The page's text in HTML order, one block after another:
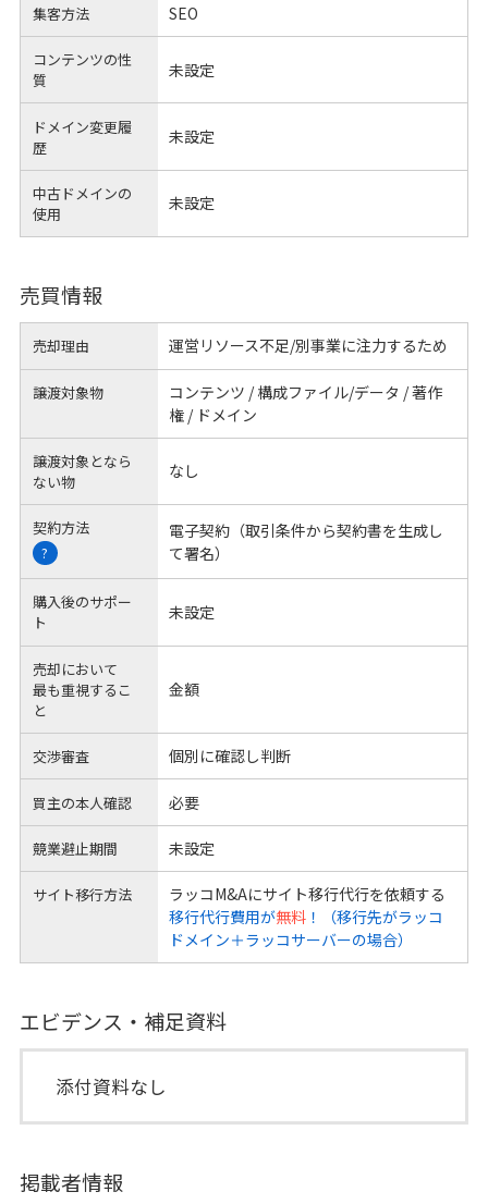
集客方法 SEO
コンテンツの性
質
未設定
ドメイン変更履
歴
未設定
中古ドメインの
使用
未設定
売買情報
売却理由 運営リソース不足/別事業に注力するため
譲渡対象物
コンテンツ / 構成ファイル/データ / 著作
権 / ドメイン
譲渡対象となら
ない物
なし
契約方法
?
電子契約（取引条件から契約書を生成し
て署名）
購入後のサポー
ト
未設定
売却において
最も重視するこ
と
金額
交渉審査 個別に確認し判断
買主の本人確認 必要
競業避止期間 未設定
サイト移行方法
ラッコM&Aにサイト移行代行を依頼する
移行代行費用が無料！（移行先がラッコ
ドメイン＋ラッコサーバーの場合）
エビデンス・補足資料
添付資料なし
掲載者情報